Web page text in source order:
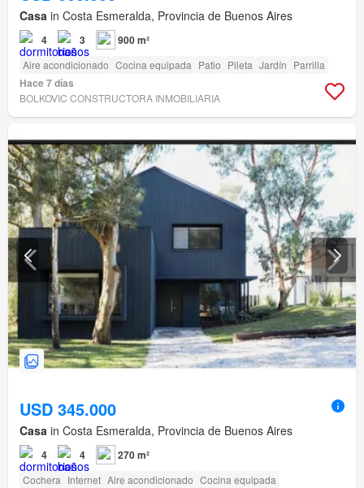
Casa in Costa Esmeralda, Provincia de Buenos Aires
4 3 900 m²
Aire acondicionado Cocina equipada Patio Pileta Jardín Parrilla
Hace 7 días
BOLKOVIC CONSTRUCTORA INMOBILIARIA
USD 345.000
Casa in Costa Esmeralda, Provincia de Buenos Aires
4 4 270 m²
Cochera Internet Aire acondicionado Cocina equipada